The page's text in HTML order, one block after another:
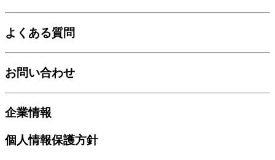
よくある質問
お問い合わせ
企業情報
個人情報保護方針